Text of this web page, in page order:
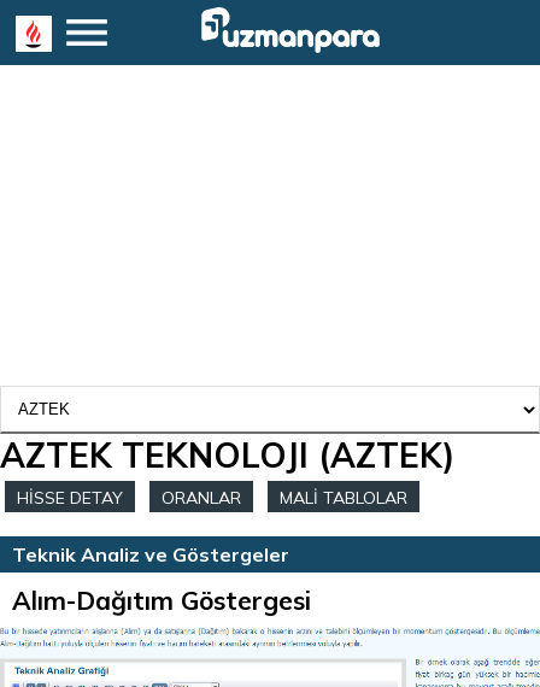
AZTEK TEKNOLOJI (AZTEK)
HİSSE DETAY ORANLAR MALİ TABLOLAR
HİSSE HABERLERİ TEKNİK ANALİZ
Teknik Analiz ve Göstergeler
Alım-Dağıtım Göstergesi